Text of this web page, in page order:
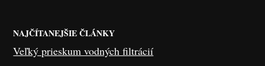
NAJČÍTANEJŠIE ČLÁNKY
Veľký prieskum vodných filtrácií